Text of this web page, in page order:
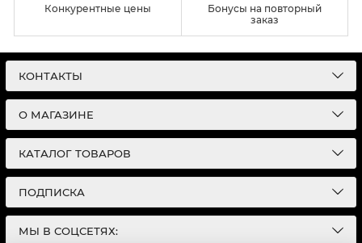
Конкурентные цены
Бонусы на повторный
заказ
КОНТАКТЫ
О МАГАЗИНЕ
КАТАЛОГ ТОВАРОВ
ПОДПИСКА
МЫ В СОЦСЕТЯХ: